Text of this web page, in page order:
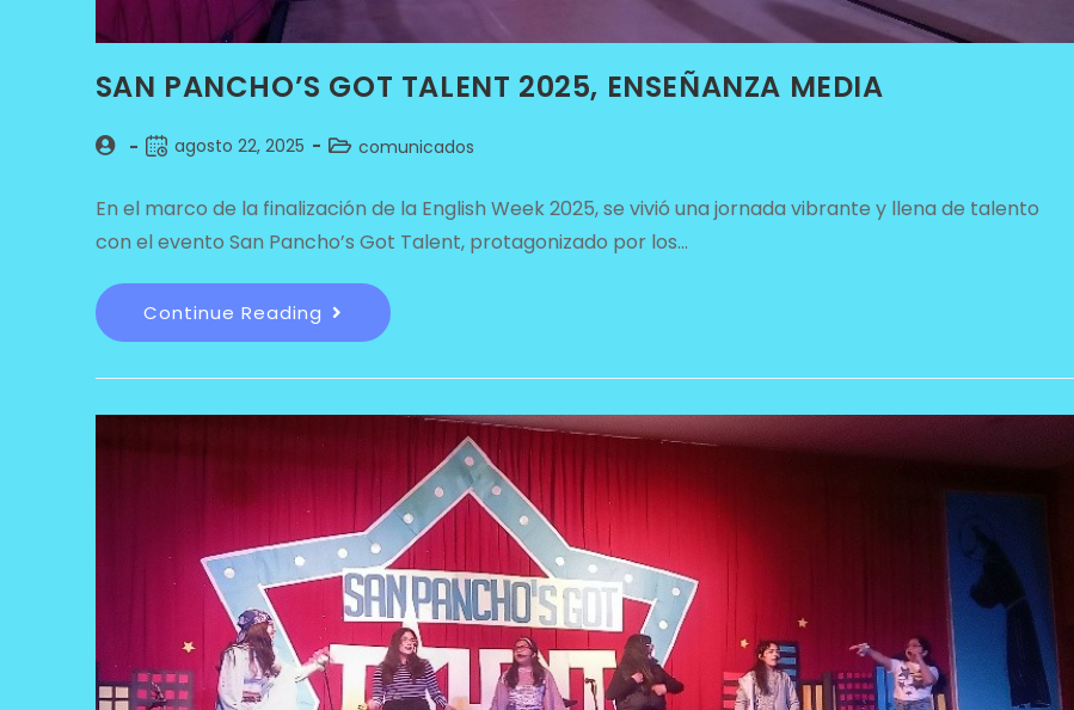
SAN PANCHO’S GOT TALENT 2025, ENSEÑANZA MEDIA
agosto 22, 2025 comunicados
En el marco de la finalización de la English Week 2025, se vivió una jornada vibrante y llena de talento
con el evento San Pancho’s Got Talent, protagonizado por los…
Continue Reading